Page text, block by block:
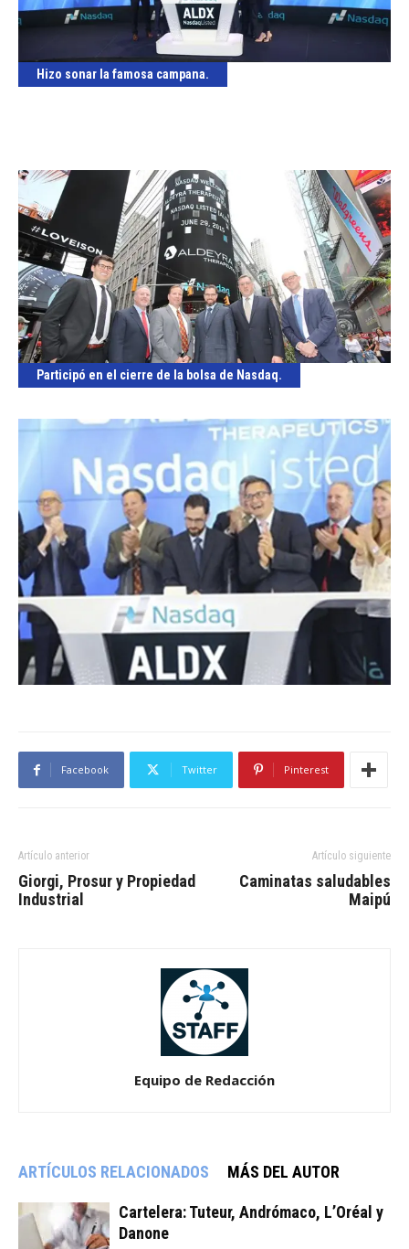
Hizo sonar la famosa campana.
Participó en el cierre de la bolsa de Nasdaq.
Facebook Twitter Pinterest
Artículo anterior
Giorgi, Prosur y Propiedad
Industrial
Artículo siguiente
Caminatas saludables
Maipú
Equipo de Redacción
ARTÍCULOS RELACIONADOS MÁS DEL AUTOR
Cartelera: Tuteur, Andrómaco, L’Oréal y
Danone